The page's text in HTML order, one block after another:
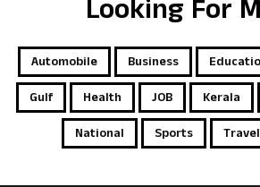
Looking For
Automobile Business
Gulf
Health JOB Kerala
National
Sports Travel